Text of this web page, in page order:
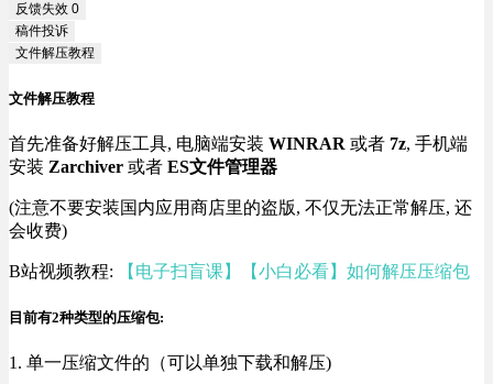
反馈失效 0
稿件投诉
文件解压教程
文件解压教程
首先准备好解压工具, 电脑端安装 WINRAR 或者 7z, 手机端
安装 Zarchiver 或者 ES文件管理器
(注意不要安装国内应用商店里的盗版, 不仅无法正常解压, 还
会收费)
B站视频教程: 【电子扫盲课】【小白必看】如何解压压缩包
目前有2种类型的压缩包:
1. 单一压缩文件的（可以单独下载和解压)